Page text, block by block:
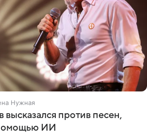
Нужная
высказался против песен,
ИИ